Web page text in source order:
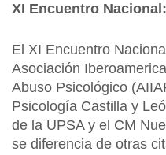
XI Encuentro
El XI Encuentro
Asociación
Abuso Psicológico
Psicología Castilla y
de la UPSA y el CM
se diferencia de otras